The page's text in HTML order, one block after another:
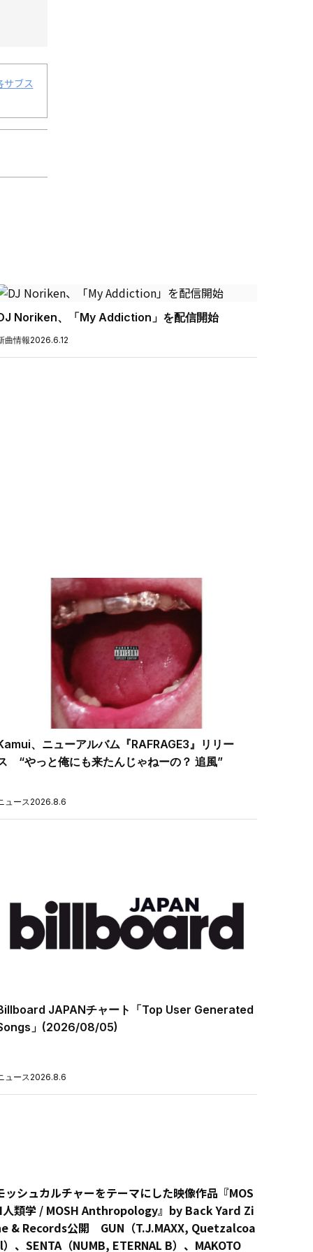
ブス
Noriken、「My Addiction」を配信開始
曲情報2026.6.12
、ニューアルバム『RAFRAGE3』リリー
“やっと俺にも来たんじゃねーの？ 追風”
ュース 2026.8.6
JAPANチャート「Top User Generated
」(2026/08/05)
ュース 2026.8.6
ッシュカルチャーをテーマにした映像作品『MOS
人類学 / MOSH Anthropology』by Back Yard Zi
& Records公開 GUN（T.J.MAXX, Quetzalcoa
、SENTA（NUMB, ETERNAL B）、MAKOTO